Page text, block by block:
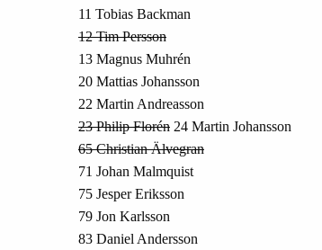
11 Tobias Backman
12 Tim Persson
13 Magnus Muhrén
20 Mattias Johansson
22 Martin Andreasson
23 Philip Florén 24 Martin Johansson
65 Christian Älvegran
71 Johan Malmquist
75 Jesper Eriksson
79 Jon Karlsson
83 Daniel Andersson